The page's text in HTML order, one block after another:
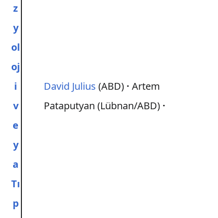
z
y
ol
oj
i
v
e
y
a
Tı
p
David Julius (ABD) Artem
Pataputyan (Lübnan/ABD)